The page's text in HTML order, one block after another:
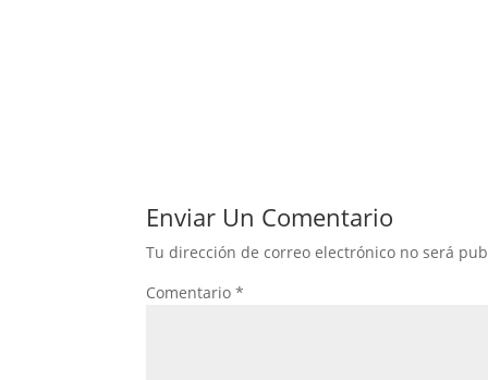
Enviar Un Comentario
Tu dirección de correo electrónico no será
Comentario*